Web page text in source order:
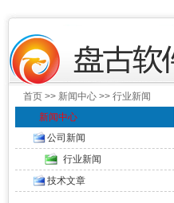
首页>> 新闻中心>> 行业新闻
新闻中心
公司新闻
行业新闻
技术文章